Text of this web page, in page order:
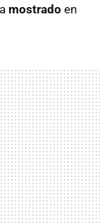
mostrado en